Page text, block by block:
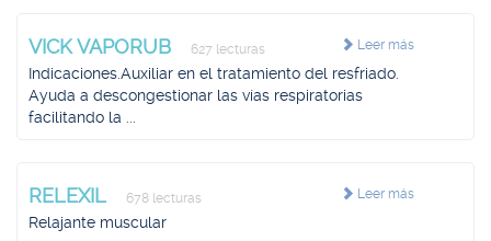
Leer más
VICK VAPORUB 627 lecturas
Indicaciones.Auxiliar en el tratamiento del resfriado.
Ayuda a descongestionar las vías respiratorias
facilitando la ...
Leer más
RELEXIL 678 lecturas
Relajante muscular